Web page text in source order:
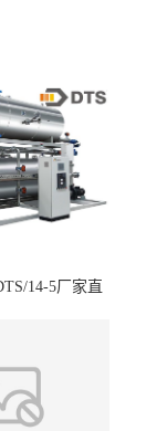
14-5厂家直